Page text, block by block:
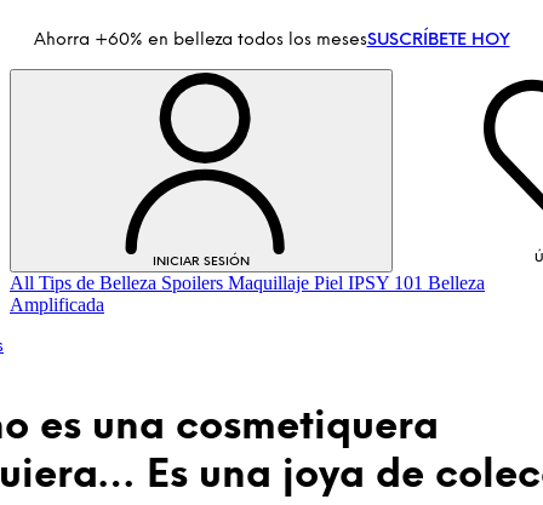
Ahorra +60% en belleza todos los mesesSUSCRÍBETE HOY
INICIAR SESIÓN
INICIAR SESIÓN
All Tips de Belleza Spoilers Maquillaje Piel IPSY 101 Belleza
Amplificada
es una cosmetiquera
Es una joya de